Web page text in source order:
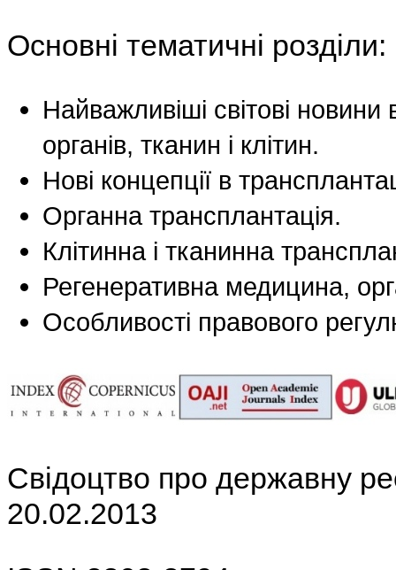
Основні тематичні розділи:
Найважливіші світові новини
органів, тканин і клітин.
Нові концепції в
Органна трансплантація.
Клітинна і тканинна
Регенеративна медицина,
Особливості правового
Свідоцтво про державну
20.02.2013